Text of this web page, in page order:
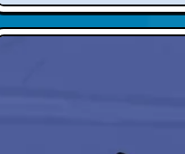
here